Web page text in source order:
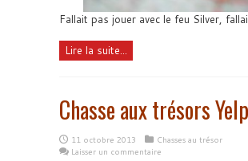
Fallait pas jouer avec le feu Silver,
Lire la suite...
Chasse aux trésors Yelp
11 octobre 2013
Chasses au trésor
Laisser un commentaire